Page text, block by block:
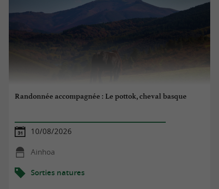
Randonnée accompagnée : Le pottok, cheval basque
10/08/2026
Ainhoa
Sorties natures